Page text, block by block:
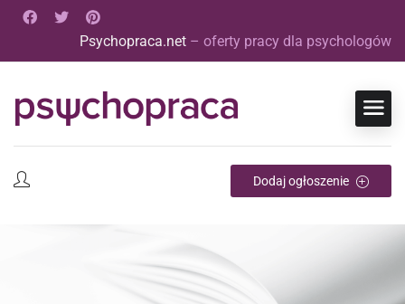
Psychopraca.net – oferty pracy dla psychologów
Dodaj ogłoszenie